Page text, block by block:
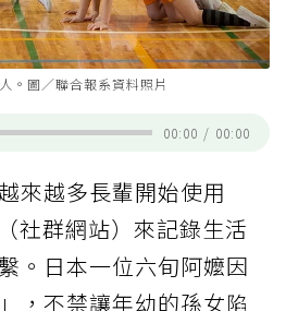
。圖／聯合報系資料照片
00:00 / 00:00
來越多長輩開始使用
社群網站）來記錄生活
。日本一位六旬阿嬤因
，不禁讓年幼的孫女陷